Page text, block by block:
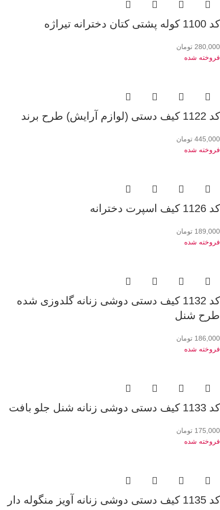
کد 1100 کوله پشتی کتان دخترانه تیراژه
280,000 تومان
فروخته شده
کد 1122 کیف دستی (لوازم آرایش) طرح برند
445,000 تومان
فروخته شده
کد 1126 کیف اسپرت دخترانه
189,000 تومان
فروخته شده
کد 1132 کیف دستی دوشی زنانه گلدوزی شده
طرح شنل
186,000 تومان
فروخته شده
کد 1133 کیف دستی دوشی زنانه شنل جلو بافت
175,000 تومان
فروخته شده
کد 1135 کیف دستی دوشی زنانه آویز منگوله دار